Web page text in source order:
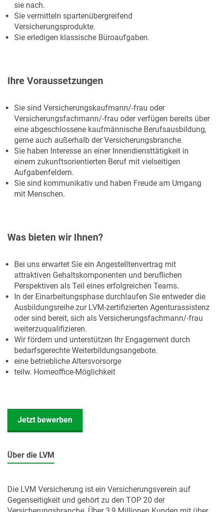
sie nach.
Sie vermitteln spartenübergreifend
Versicherungsprodukte.
Sie erledigen klassische Büroaufgaben.
Ihre Voraussetzungen
Sie sind Versicherungskaufmann/-frau oder
Versicherungsfachmann/-frau oder verfügen bereits über
eine abgeschlossene kaufmännische Berufsausbildung,
gerne auch außerhalb der Versicherungsbranche.
Sie haben Interesse an einer Innendiensttätigkeit in
einem zukunftsorientierten Beruf mit vielseitigen
Aufgabenfeldern.
Sie sind kommunikativ und haben Freude am Umgang
mit Menschen.
Was bieten wir Ihnen?
Bei uns erwartet Sie ein Angestelltenvertrag mit
attraktiven Gehaltskomponenten und beruflichen
Perspektiven als Teil eines erfolgreichen Teams.
In der Einarbeitungsphase durchlaufen Sie entweder die
Ausbildungsreihe zur LVM-zertifizierten Agenturassistenz
oder sind bereit, sich als Versicherungsfachmann/-frau
weiterzuqualifizieren.
Wir fördern und unterstützen Ihr Engagement durch
bedarfsgerechte Weiterbildungsangebote.
eine betriebliche Altersvorsorge
teilw. Homeoffice-Möglichkeit
Jetzt bewerben
Über die LVM
Die LVM Versicherung ist ein Versicherungsverein auf
Gegenseitigkeit und gehört zu den TOP 20 der